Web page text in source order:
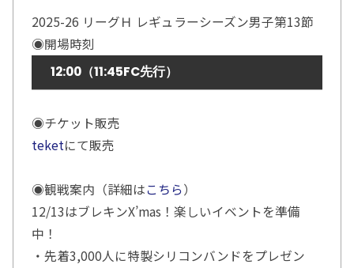
2025-26 リーグＨ レギュラーシーズン男子第13節
◉開場時刻
12:00（11:45FC先行）
◉チケット販売
teketにて販売
◉観戦案内（詳細はこちら）
12/13はブレキンX’mas！楽しいイベントを準備
中！
・先着3,000人に特製シリコンバンドをプレゼン